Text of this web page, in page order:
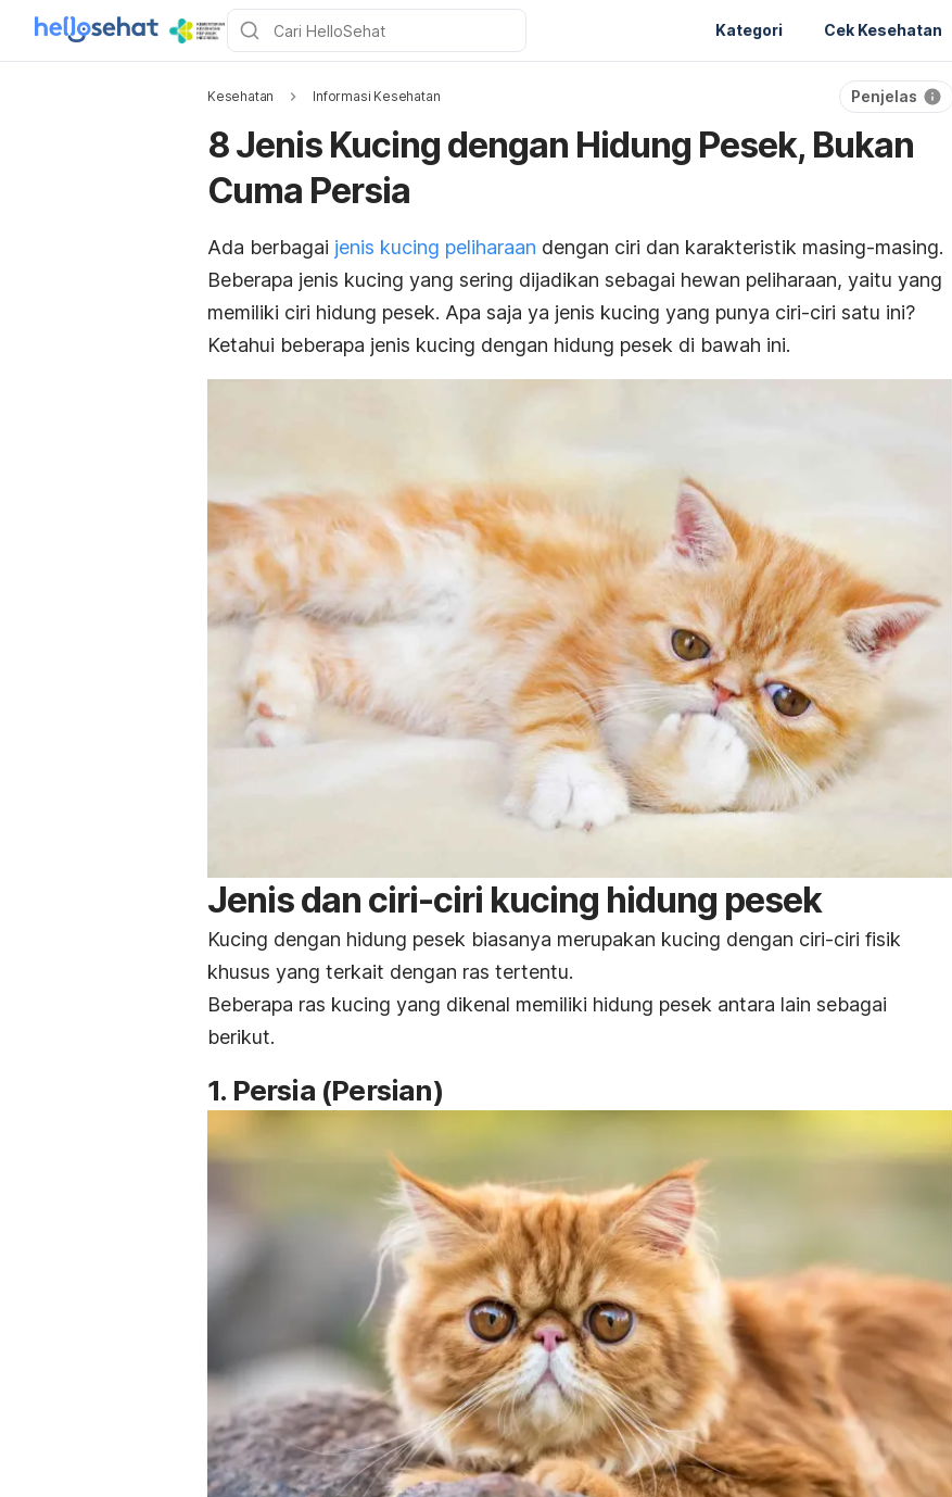
Kategori Cek Kesehatan
Kesehatan Informasi Kesehatan Penjelas
8 Jenis Kucing dengan Hidung Pesek, Bukan
Cuma Persia
Ada berbagai jenis kucing peliharaan dengan ciri dan karakteristik masing-masing.
Beberapa jenis kucing yang sering dijadikan sebagai hewan peliharaan, yaitu yang
memiliki ciri hidung pesek. Apa saja ya jenis kucing yang punya ciri-ciri satu ini?
Ketahui beberapa jenis kucing dengan hidung pesek di bawah ini.
Jenis dan ciri-ciri kucing hidung pesek
Kucing dengan hidung pesek biasanya merupakan kucing dengan ciri-ciri fisik
khusus yang terkait dengan ras tertentu.
Beberapa ras kucing yang dikenal memiliki hidung pesek antara lain sebagai
berikut.
1. Persia (Persian)